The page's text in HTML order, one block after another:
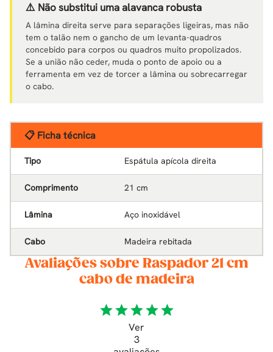
⚠️ Não substitui uma alavanca robusta
A lâmina direita serve para separações ligeiras, mas não
tem o talão nem o gancho de um levanta-quadros
concebido para corpos ou quadros muito propolizados.
Se a união não ceder, muda o ponto de apoio ou a
ferramenta em vez de torcer a lâmina ou sobrecarregar
o cabo.
📋 Ficha técnica
Tipo Espátula apícola direita
Comprimento 21 cm
Lâmina Aço inoxidável
Cabo Madeira rebitada
Avaliações sobre Raspador 21 cm
cabo de madeira
starstarstarstarstar
Ver
3